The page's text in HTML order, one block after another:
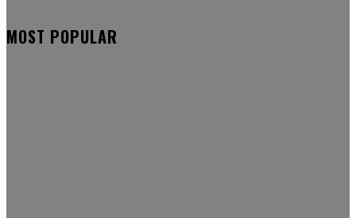
MOST POPULAR